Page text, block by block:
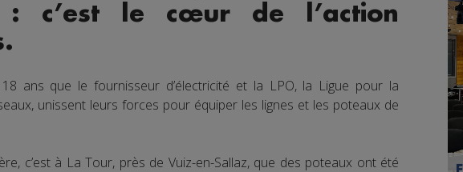
: c’est le cœur de l’action
ans que le fournisseur d’électricité et la LPO, la Ligue pour la
unissent leurs forces pour équiper les lignes et les poteaux de
c’est à La Tour, près de Vuiz-en-Sallaz, que des poteaux ont été